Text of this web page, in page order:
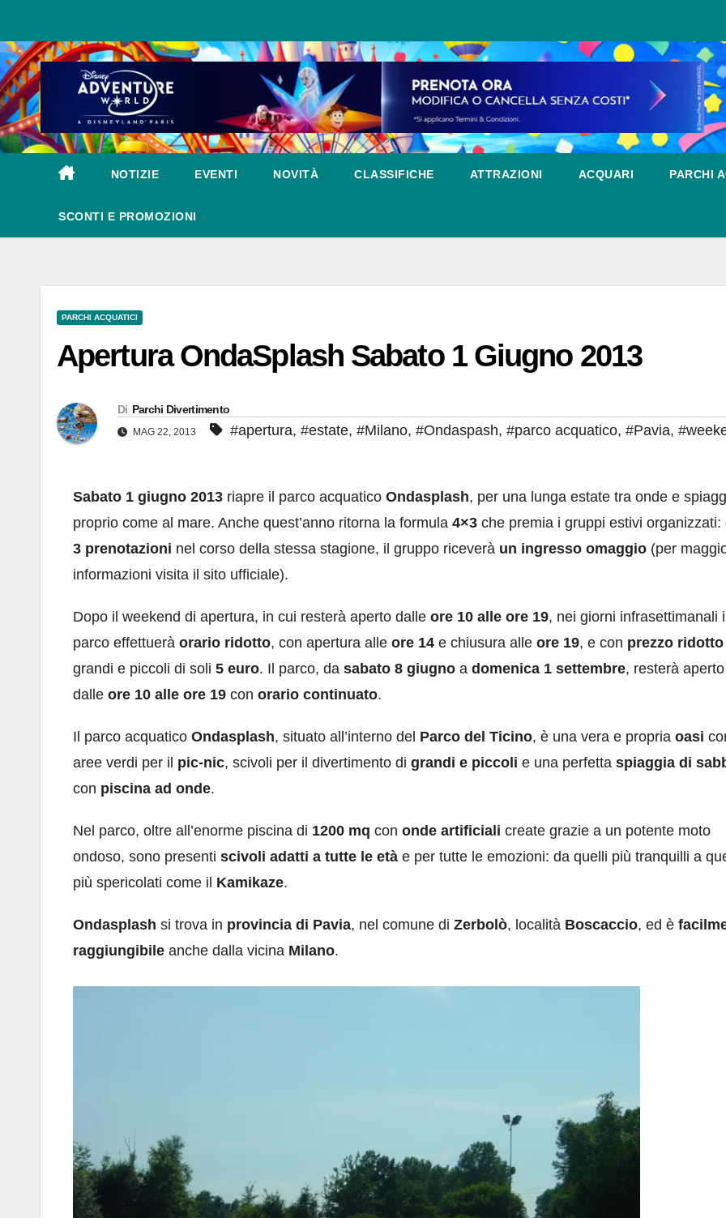
al
contenuto
NOTIZIE EVENTI NOVITÀ CLASSIFICHE ATTRAZIONI ACQUARI PARCHI
SCONTI E PROMOZIONI
PARCHI ACQUATICI
Apertura OndaSplash Sabato 1 Giugno 2013
Di Parchi Divertimento
MAG 22, 2013 #apertura, #estate, #Milano, #Ondaspash, #parco acquatico, #Pavia,
Sabato 1 giugno 2013 riapre il parco acquatico Ondasplash, per una lunga estate tra onde e
proprio come al mare. Anche quest’anno ritorna la formula 4×3 che premia i gruppi estivi organizzati:
3 prenotazioni nel corso della stessa stagione, il gruppo riceverà un ingresso omaggio (per
informazioni visita il sito ufficiale).
Dopo il weekend di apertura, in cui resterà aperto dalle ore 10 alle ore 19, nei giorni infrasettimanali
parco effettuerà orario ridotto, con apertura alle ore 14 e chiusura alle ore 19, e con prezzo ridotto
grandi e piccoli di soli 5 euro. Il parco, da sabato 8 giugno a domenica 1 settembre, resterà aperto
dalle ore 10 alle ore 19 con orario continuato.
Il parco acquatico Ondasplash, situato all’interno del Parco del Ticino, è una vera e propria oasi
aree verdi per il pic-nic, scivoli per il divertimento di grandi e piccoli e una perfetta spiaggia di
con piscina ad onde.
Nel parco, oltre all’enorme piscina di 1200 mq con onde artificiali create grazie a un potente moto
ondoso, sono presenti scivoli adatti a tutte le età e per tutte le emozioni: da quelli più tranquilli a
più spericolati come il Kamikaze.
Ondasplash si trova in provincia di Pavia, nel comune di Zerbolò, località Boscaccio, ed è
raggiungibile anche dalla vicina Milano.